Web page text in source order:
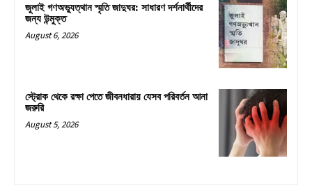
জুলাই গণঅভ্যুত্থান স্মৃতি জাদুঘর: সাধারণ দর্শনার্থীদের
জন্য উন্মুক্ত
August 6, 2026
স্ট্রোক থেকে রক্ষা পেতে জীবনধারায় যেসব পরিবর্তন আনা
জরুরি
August 5, 2026